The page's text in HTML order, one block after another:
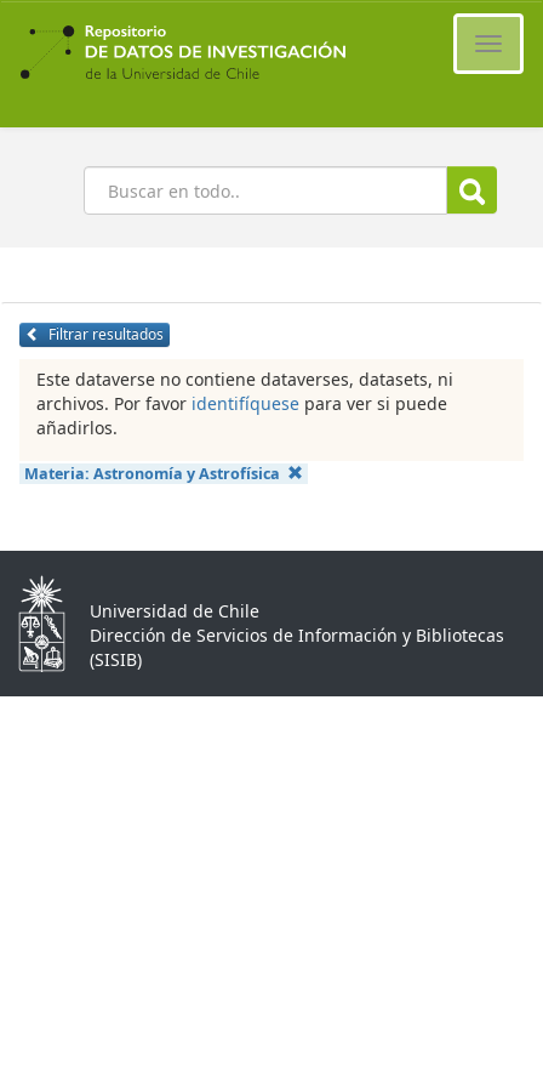
Ir
contenido
principal
Buscar
Filtrar resultados
Este dataverse no contiene dataverses, datasets, ni
archivos. Por favor identifíquese para ver si puede
añadirlos.
Materia: Astronomía y Astrofísica
Universidad de Chile
Dirección de Servicios de Información y Bibliotecas
(SISIB)